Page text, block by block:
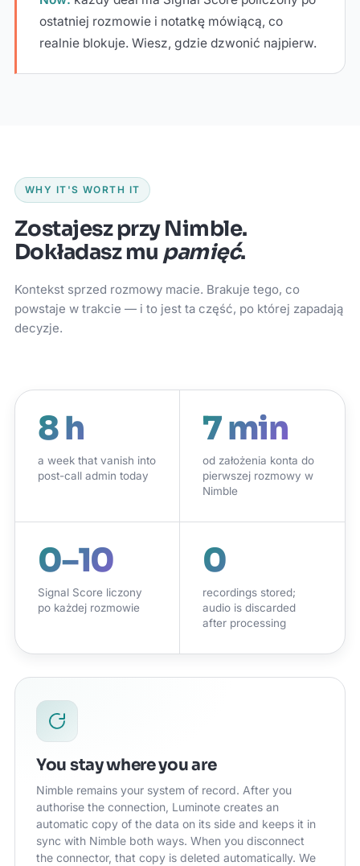
ostatniej rozmowie i notatkę mówiącą, co
realnie blokuje. Wiesz, gdzie dzwonić najpierw.
WHY IT'S WORTH IT
Zostajesz przy Nimble.
Dokładasz mu pamięć.
Kontekst sprzed rozmowy macie. Brakuje tego, co
powstaje w trakcie — i to jest ta część, po której zapadają
decyzje.
8 h
a week that vanish into
post-call admin today
7 min
od założenia konta do
pierwszej rozmowy w
Nimble
0–10
Signal Score liczony
po każdej rozmowie
0
recordings stored;
audio is discarded
after processing
You stay where you are
Nimble remains your system of record. After you
authorise the connection, Luminote creates an
automatic copy of the data on its side and keeps it in
sync with Nimble both ways. When you disconnect
the connector, that copy is deleted automatically. We